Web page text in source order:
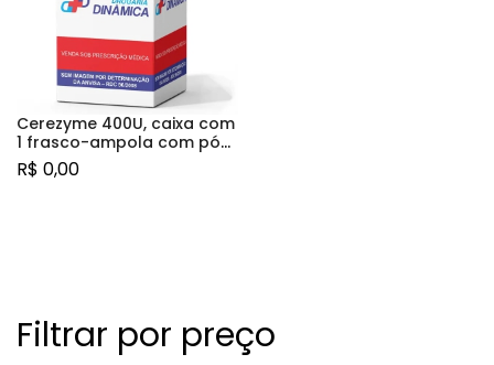
Filtrar por preço
Cerezyme 400U, caixa com
1 frasco-ampola com pó
para solução de uso
intravenoso
R$ 0,00